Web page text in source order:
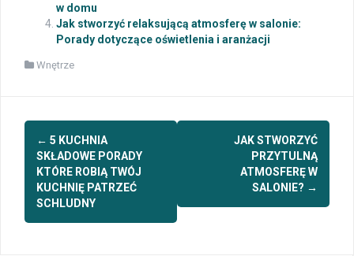
w domu
Jak stworzyć relaksującą atmosferę w salonie:
Porady dotyczące oświetlenia i aranżacji
Wnętrze
Post
navigation
← 5 KUCHNIA
SKŁADOWE PORADY
KTÓRE ROBIĄ TWÓJ
KUCHNIĘ PATRZEĆ
SCHLUDNY
JAK STWORZYĆ
PRZYTULNĄ
ATMOSFERĘ W
SALONIE? →